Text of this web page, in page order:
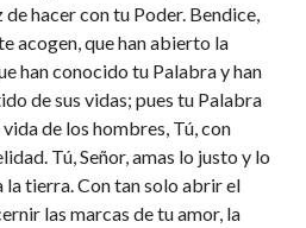
hacer con tu Poder. Bendice,
acogen, que han abierto la
han conocido tu Palabra y han
de sus vidas; pues tu Palabra
de los hombres, Tú, con
Tú, Señor, amas lo justo y lo
tierra. Con tan solo abrir el
las marcas de tu amor, la